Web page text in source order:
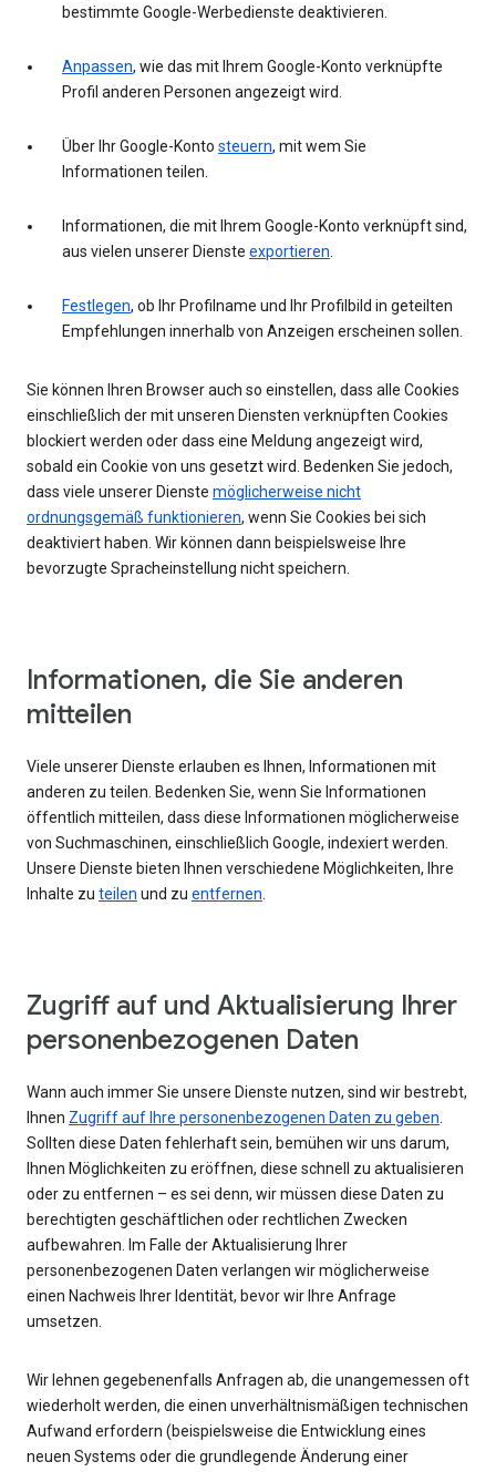
bestimmte Google-Werbedienste deaktivieren.
Anpassen, wie das mit Ihrem Google-Konto verknüpfte
Profil anderen Personen angezeigt wird.
Über Ihr Google-Konto steuern, mit wem Sie
Informationen teilen.
Informationen, die mit Ihrem Google-Konto verknüpft sind,
aus vielen unserer Dienste exportieren.
Festlegen, ob Ihr Profilname und Ihr Profilbild in geteilten
Empfehlungen innerhalb von Anzeigen erscheinen sollen.
Sie können Ihren Browser auch so einstellen, dass alle Cookies
einschließlich der mit unseren Diensten verknüpften Cookies
blockiert werden oder dass eine Meldung angezeigt wird,
sobald ein Cookie von uns gesetzt wird. Bedenken Sie jedoch,
dass viele unserer Dienste möglicherweise nicht
ordnungsgemäß funktionieren, wenn Sie Cookies bei sich
deaktiviert haben. Wir können dann beispielsweise Ihre
bevorzugte Spracheinstellung nicht speichern.
Informationen, die Sie anderen
mitteilen
Viele unserer Dienste erlauben es Ihnen, Informationen mit
anderen zu teilen. Bedenken Sie, wenn Sie Informationen
öffentlich mitteilen, dass diese Informationen möglicherweise
von Suchmaschinen, einschließlich Google, indexiert werden.
Unsere Dienste bieten Ihnen verschiedene Möglichkeiten, Ihre
Inhalte zu teilen und zu entfernen.
Zugriff auf und Aktualisierung Ihrer
personenbezogenen Daten
Wann auch immer Sie unsere Dienste nutzen, sind wir bestrebt,
Ihnen Zugriff auf Ihre personenbezogenen Daten zu geben.
Sollten diese Daten fehlerhaft sein, bemühen wir uns darum,
Ihnen Möglichkeiten zu eröffnen, diese schnell zu aktualisieren
oder zu entfernen – es sei denn, wir müssen diese Daten zu
berechtigten geschäftlichen oder rechtlichen Zwecken
aufbewahren. Im Falle der Aktualisierung Ihrer
personenbezogenen Daten verlangen wir möglicherweise
einen Nachweis Ihrer Identität, bevor wir Ihre Anfrage
umsetzen.
Wir lehnen gegebenenfalls Anfragen ab, die unangemessen oft
wiederholt werden, die einen unverhältnismäßigen technischen
Aufwand erfordern (beispielsweise die Entwicklung eines
neuen Systems oder die grundlegende Änderung einer